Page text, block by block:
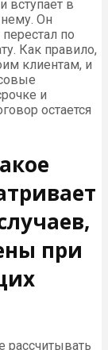
вступает в
Он
по
Как правило,
клиентам, и
и
остается
при
рассчитывать